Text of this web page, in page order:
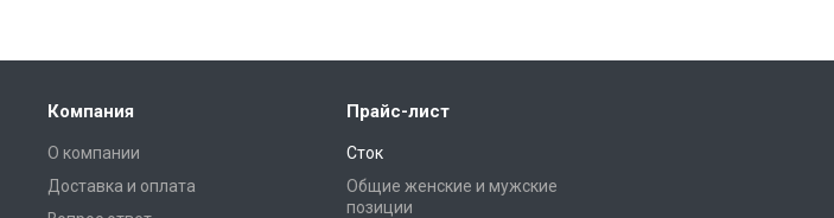
Компания
О компании
Доставка и оплата
Прайс-лист
Сток
Общие женские и мужские
позиции